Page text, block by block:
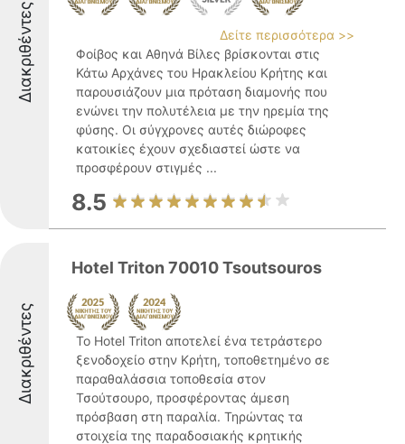
Διακριθέντες
Δείτε περισσότερα >>
Φοίβος και Αθηνά Βίλες βρίσκονται στις
Κάτω Αρχάνες του Ηρακλείου Κρήτης και
παρουσιάζουν μια πρόταση διαμονής που
ενώνει την πολυτέλεια με την ηρεμία της
φύσης. Οι σύγχρονες αυτές διώροφες
κατοικίες έχουν σχεδιαστεί ώστε να
προσφέρουν στιγμές ...
8.5
Διακριθέντες
Hotel Triton 70010 Tsoutsouros
Το Hotel Triton αποτελεί ένα τετράστερο
ξενοδοχείο στην Κρήτη, τοποθετημένο σε
παραθαλάσσια τοποθεσία στον
Τσούτσουρο, προσφέροντας άμεση
πρόσβαση στη παραλία. Τηρώντας τα
στοιχεία της παραδοσιακής κρητικής